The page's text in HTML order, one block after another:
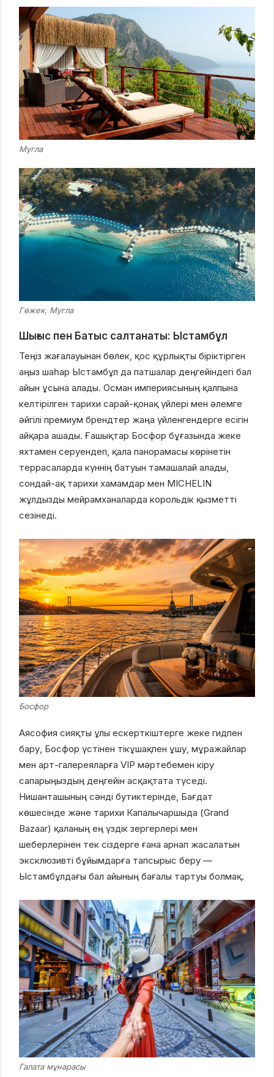
Мугла
Гөжек, Мугла
Шығыс пен Батыс салтанаты: Ыстамбұл
Теңіз жағалауынан бөлек, қос құрлықты біріктірген
аңыз шаһар Ыстамбұл да патшалар деңгейіндегі бал
айын ұсына алады. Осман империясының қалпына
келтірілген тарихи сарай-қонақ үйлері мен әлемге
әйгілі премиум брендтер жаңа үйленгендерге есігін
айқара ашады. Ғашықтар Босфор бұғазында жеке
яхтамен серуендеп, қала панорамасы көрінетін
террасаларда күннің батуын тамашалай алады,
сондай-ақ тарихи хамамдар мен MICHELIN
жұлдызды мейрамханаларда корольдік қызметті
сезінеді.
Босфор
Аясофия сияқты ұлы ескерткіштерге жеке гидпен
бару, Босфор үстінен тікұшақпен ұшу, мұражайлар
мен арт-галереяларға VIP мәртебемен кіру
сапарыңыздың деңгейін асқақтата түседі.
Нишанташының сәнді бутиктерінде, Бағдат
көшесінде және тарихи Капалычаршыда (Grand
Bazaar) қаланың ең үздік зергерлері мен
шеберлерінен тек сіздерге ғана арнап жасалатын
эксклюзивті бұйымдарға тапсырыс беру —
Ыстамбұлдағы бал айының бағалы тартуы болмақ.
Галата мұнарасы